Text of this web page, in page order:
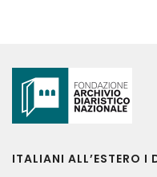
ITALIANI ALL’ESTERO